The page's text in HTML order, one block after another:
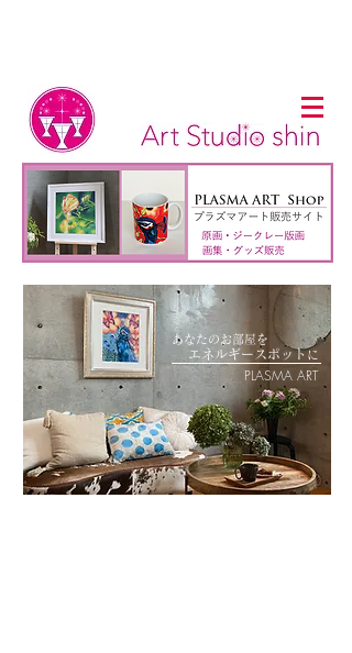
あなたのお部屋を
エネルギー スポットに
PLASMA ART